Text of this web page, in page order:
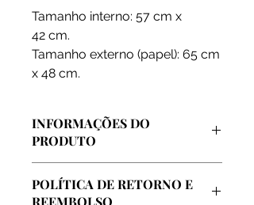
Tamanho interno: 57 cm x
42 cm.
Tamanho externo (papel): 65 cm
x 48 cm.
INFORMAÇÕES DO
PRODUTO
artista, extraida de sua coleção
POLÍTICA DE RETORNO E
REEMBOLSO